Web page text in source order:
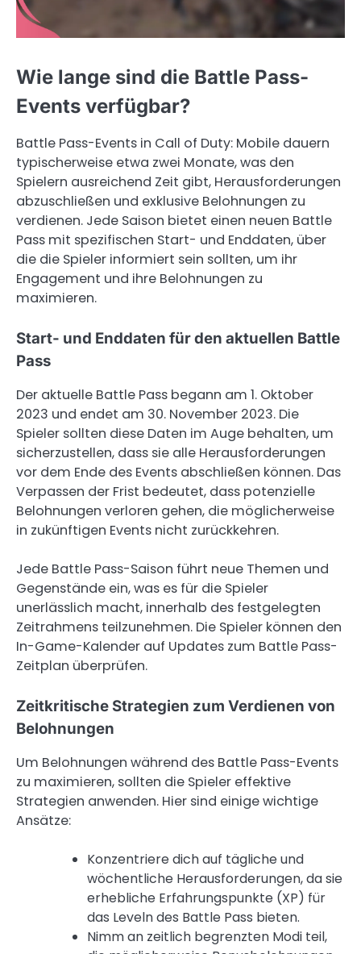
Wie lange sind die Battle Pass-
Events verfügbar?
Battle Pass-Events in Call of Duty: Mobile dauern
typischerweise etwa zwei Monate, was den
Spielern ausreichend Zeit gibt, Herausforderungen
abzuschließen und exklusive Belohnungen zu
verdienen. Jede Saison bietet einen neuen Battle
Pass mit spezifischen Start- und Enddaten, über
die die Spieler informiert sein sollten, um ihr
Engagement und ihre Belohnungen zu
maximieren.
Start- und Enddaten für den aktuellen Battle
Pass
Der aktuelle Battle Pass begann am 1. Oktober
2023 und endet am 30. November 2023. Die
Spieler sollten diese Daten im Auge behalten, um
sicherzustellen, dass sie alle Herausforderungen
vor dem Ende des Events abschließen können. Das
Verpassen der Frist bedeutet, dass potenzielle
Belohnungen verloren gehen, die möglicherweise
in zukünftigen Events nicht zurückkehren.
Jede Battle Pass-Saison führt neue Themen und
Gegenstände ein, was es für die Spieler
unerlässlich macht, innerhalb des festgelegten
Zeitrahmens teilzunehmen. Die Spieler können den
In-Game-Kalender auf Updates zum Battle Pass-
Zeitplan überprüfen.
Zeitkritische Strategien zum Verdienen von
Belohnungen
Um Belohnungen während des Battle Pass-Events
zu maximieren, sollten die Spieler effektive
Strategien anwenden. Hier sind einige wichtige
Ansätze:
Konzentriere dich auf tägliche und
wöchentliche Herausforderungen, da sie
erhebliche Erfahrungspunkte (XP) für
das Leveln des Battle Pass bieten.
Nimm an zeitlich begrenzten Modi teil,